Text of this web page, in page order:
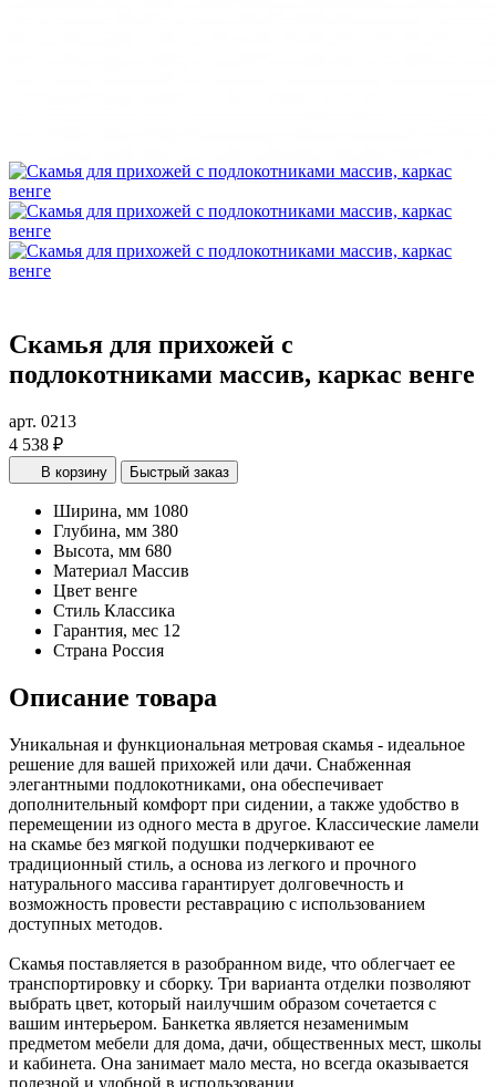
Скамья для прихожей с
подлокотниками массив, каркас венге
арт. 0213
4 538 ₽
В корзину Быстрый заказ
Ширина, мм 1080
Глубина, мм 380
Высота, мм 680
Материал Массив
Цвет венге
Стиль Классика
Гарантия, мес 12
Страна Россия
Описание товара
Уникальная и функциональная метровая скамья - идеальное
решение для вашей прихожей или дачи. Снабженная
элегантными подлокотниками, она обеспечивает
дополнительный комфорт при сидении, а также удобство в
перемещении из одного места в другое. Классические ламели
на скамье без мягкой подушки подчеркивают ее
традиционный стиль, а основа из легкого и прочного
натурального массива гарантирует долговечность и
возможность провести реставрацию с использованием
доступных методов.
Скамья поставляется в разобранном виде, что облегчает ее
транспортировку и сборку. Три варианта отделки позволяют
выбрать цвет, который наилучшим образом сочетается с
вашим интерьером. Банкетка является незаменимым
предметом мебели для дома, дачи, общественных мест, школы
и кабинета. Она занимает мало места, но всегда оказывается
полезной и удобной в использовании.